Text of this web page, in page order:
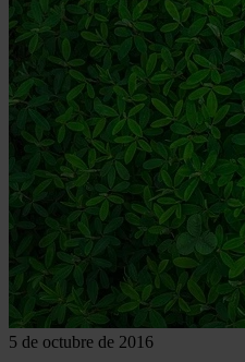
5 de octubre de 2016